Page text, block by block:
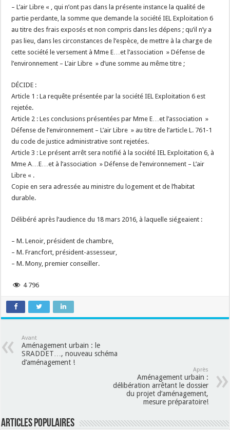
– L’air Libre « , qui n’ont pas dans la présente instance la qualité de
partie perdante, la somme que demande la société IEL Exploitation 6
au titre des frais exposés et non compris dans les dépens ; qu’il n’y a
pas lieu, dans les circonstances de l’espèce, de mettre à la charge de
cette société le versement à Mme E…et l’association » Défense de
l’environnement – L’air Libre » d’une somme au même titre ;
DÉCIDE :
Article 1 : La requête présentée par la société IEL Exploitation 6 est
rejetée.
Article 2 : Les conclusions présentées par Mme E…et l’association »
Défense de l’environnement – L’air Libre » au titre de l’article L. 761-1
du code de justice administrative sont rejetées.
Article 3 : Le présent arrêt sera notifié à la société IEL Exploitation 6, à
Mme A…E…et à l’association » Défense de l’environnement – L’air
Libre « .
Copie en sera adressée au ministre du logement et de l’habitat
durable.
Délibéré après l’audience du 18 mars 2016, à laquelle siégeaient :
– M. Lenoir, président de chambre,
– M. Francfort, président-assesseur,
– M. Mony, premier conseiller.
4 796
Avant
Aménagement urbain : le
SRADDET…, nouveau schéma
d’aménagement !
Après
Aménagement urbain :
délibération arrêtant le dossier
du projet d’aménagement,
mesure préparatoire!
Articles populaires